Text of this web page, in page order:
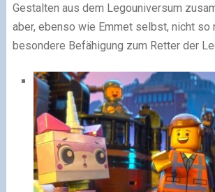
Gestalten aus dem Legouniversum
aber, ebenso wie Emmet selbst, nicht so
besondere Befähigung zum Retter der